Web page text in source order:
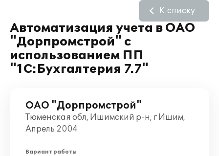
Автоматизация учета в ОАО
"Дорпромстрой" с
использованием ПП
"1С:Бухгалтерия 7.7"
К списку
ОАО "Дорпромстрой"
Тюменская обл, Ишимский р-н, г Ишим,
Апрель 2004
Вариант работы